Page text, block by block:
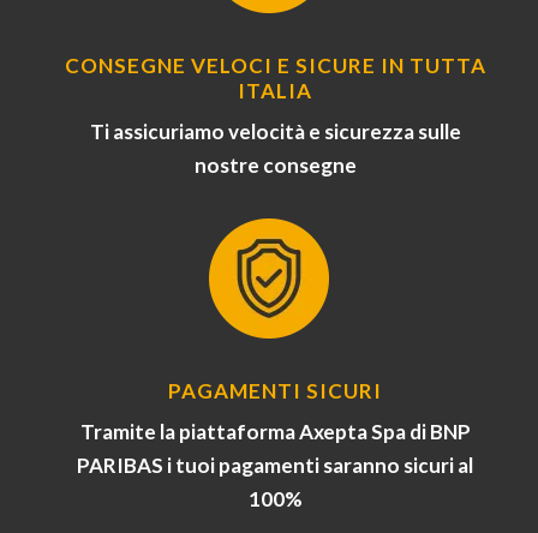
CONSEGNE VELOCI E SICURE IN TUTTA
ITALIA
Ti assicuriamo velocità e sicurezza sulle
nostre consegne
PAGAMENTI SICURI
Tramite la piattaforma Axepta Spa di BNP
PARIBAS i tuoi pagamenti saranno sicuri al
100%